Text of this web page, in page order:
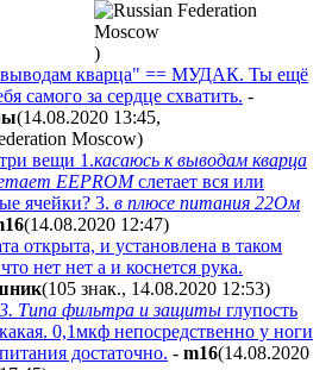
)
выводам кварца" == МУДАК. Ты ещё
самого за сердце схватить. -
(14.08.2020 13:45,
)
вещи 1.касаюсь к выводам кварца
EEPROMслетает вся или
ячейки? 3. в плюсе питания 22Ом
(14.08.2020 12:47)
открыта, и установлена в таком
нет нет а и коснется рука.
(105 знак., 14.08.2020 12:53)
3. Типа фильтра и защиты глупость
какая. 0,1мкф непосредственно у ноги
питания достаточно. - m16(14.08.2020